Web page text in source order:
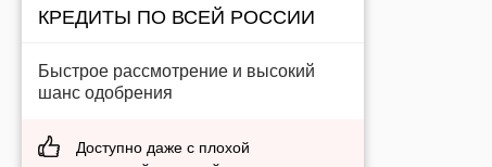
КРЕДИТЫ ПО ВСЕЙ РОССИИ
Быстрое рассмотрение и высокий
шанс одобрения
Доступно даже с плохой